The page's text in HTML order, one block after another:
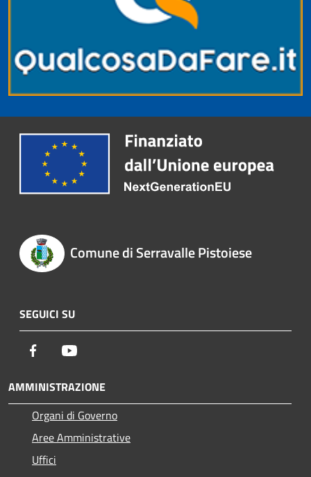
Comune di Serravalle Pistoiese
SEGUICI SU
Facebook
AMMINISTRAZIONE
Organi di Governo
Aree Amministrative
Uffici